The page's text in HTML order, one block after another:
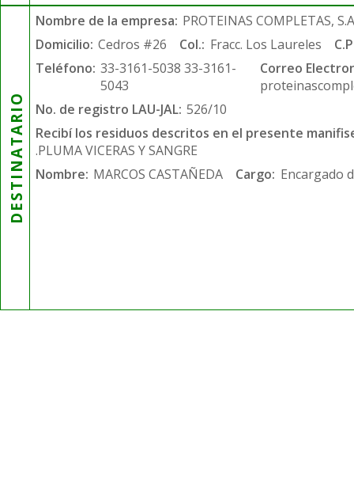
DESTINATARIO
Nombre de la empresa: PROTEINAS COMPLETAS,
Domicilio: Cedros #26 Col.: Fracc. Los Laureles
Teléfono: 33-3161-5038 33-3161-
5043
Correo
No. de registro LAU-JAL: 526/10
Recibí los residuos descritos en el presente
.PLUMA VICERAS Y SANGRE
Nombre: MARCOS CASTAÑEDA Cargo: Encargado